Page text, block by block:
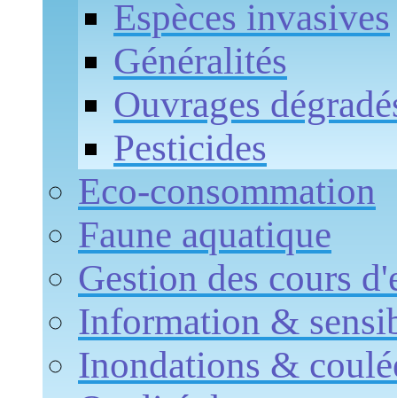
Espèces invasives
Généralités
Ouvrages
Pesticides
Eco-consommation
Faune aquatique
Gestion des cours
Information &
Inondations &